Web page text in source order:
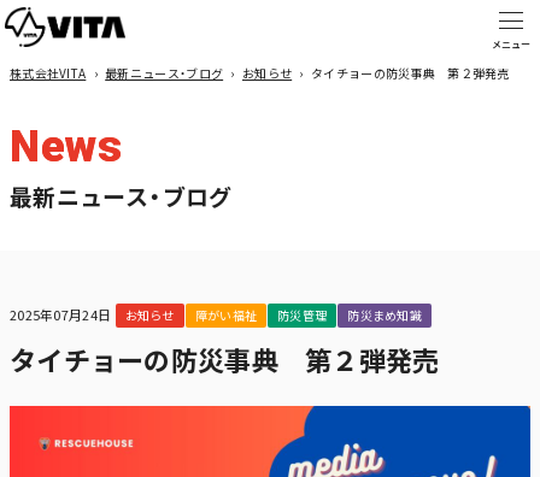
株式会社VITA › 最新ニュース・ブログ › お知らせ › タイチョーの防災事典 第２弾発売
News
最新ニュース・ブログ
2025年07月24日 お知らせ 障がい福祉 防災管理 防災まめ知識
タイチョーの防災事典 第２弾発売